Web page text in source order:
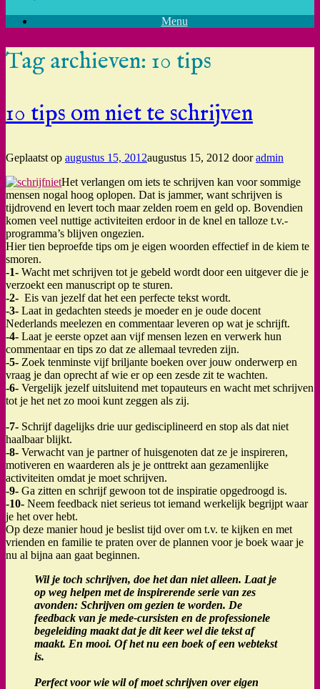
Menu
Tag archieven: 10 tips
10 tips om niet te schrijven
Geplaatst op augustus 15, 2012augustus 15, 2012 dooradmin
Het verlangen om iets te schrijven kan voor sommige
mensen nogal hoog oplopen. Dat is jammer, want schrijven is
tijdrovend en levert toch maar zelden roem en geld op. Bovendien
komen veel nuttige activiteiten erdoor in de knel en talloze t.v.-
programma’s blijven ongezien.
Hier tien beproefde tips om je eigen woorden effectief in de kiem te
smoren.
-1- Wacht met schrijven tot je gebeld wordt door een uitgever die je
verzoekt een manuscript op te sturen.
-2- Eis van jezelf dat het een perfecte tekst wordt.
-3- Laat in gedachten steeds je moeder en je oude docent
Nederlands meelezen en commentaar leveren op wat je schrijft.
-4- Laat je eerste opzet aan vijf mensen lezen en verwerk hun
commentaar en tips zo dat ze allemaal tevreden zijn.
-5- Zoek tenminste vijf briljante boeken over jouw onderwerp en
vraag je dan oprecht af wie er op een zesde zit te wachten.
-6- Vergelijk jezelf uitsluitend met topauteurs en wacht met schrijven
tot je het net zo mooi kunt zeggen als zij.
-7- Schrijf dagelijks drie uur gedisciplineerd en stop als dat niet
haalbaar blijkt.
-8- Verwacht van je partner of huisgenoten dat ze je inspireren,
motiveren en waarderen als je je onttrekt aan gezamenlijke
activiteiten omdat je moet schrijven.
-9- Ga zitten en schrijf gewoon tot de inspiratie opgedroogd is.
-10- Neem feedback niet serieus tot iemand werkelijk begrijpt waar
je het over hebt.
Op deze manier houd je beslist tijd over om t.v. te kijken en met
vrienden en familie te praten over de plannen voor je boek waar je
nu al bijna aan gaat beginnen.
Wil je toch schrijven, doe het dan niet alleen. Laat je
op weg helpen met de inspirerende serie van zes
avonden: Schrijven om gezien te worden. De
feedback van je mede-cursisten en de professionele
begeleiding maakt dat je dit keer wel die tekst af
maakt. En mooi. Of het nu een boek of een webtekst
is.
Perfect voor wie wil of moet schrijven over eigen